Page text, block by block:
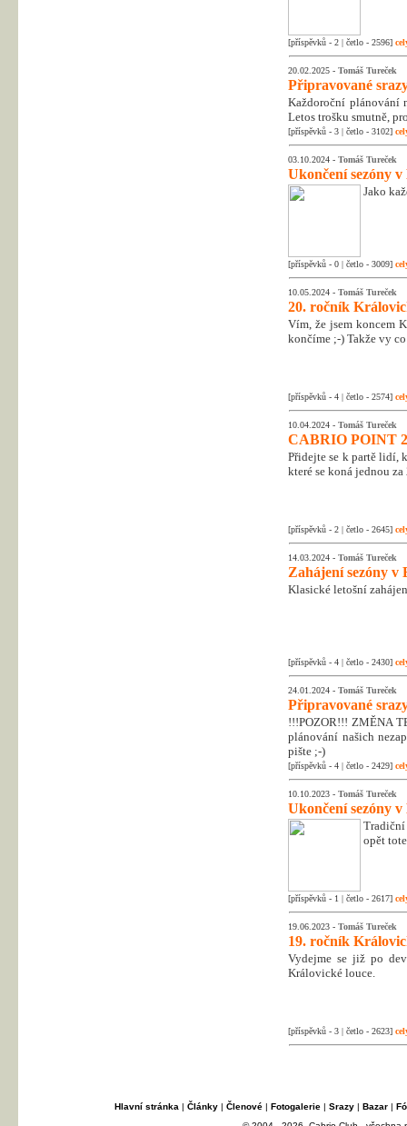
[příspěvků - 2 | četlo - 2596]
20.02.2025 - Tomáš Tureček
Připravované
Každoroční plánování
Letos trošku smutně,
[příspěvků - 3 | četlo - 3102]
03.10.2024 - Tomáš Tureček
Ukončení sezóny v
Jako
[příspěvků - 0 | četlo - 3009]
10.05.2024 - Tomáš Tureček
20. ročník
Vím, že jsem koncem
končíme ;-) Takže vy
[příspěvků - 4 | četlo - 2574]
10.04.2024 - Tomáš Tureček
CABRIO POINT
Přidejte se k partě lidí,
které se koná jednou
[příspěvků - 2 | četlo - 2645]
14.03.2024 - Tomáš Tureček
Zahájení sezóny v
Klasické letošní
[příspěvků - 4 | četlo - 2430]
24.01.2024 - Tomáš Tureček
Připravované
!!!POZOR!!! ZMĚNA
plánování našich
pište ;-)
[příspěvků - 4 | četlo - 2429]
10.10.2023 - Tomáš Tureček
Ukončení sezóny v
opět
[příspěvků - 1 | četlo - 2617]
19.06.2023 - Tomáš Tureček
19. ročník
Vydejme se již po
Královické louce.
[příspěvků - 3 | četlo - 2623]
Hlavní stránka | Články| Členové| Fotogalerie| Srazy| Bazar|